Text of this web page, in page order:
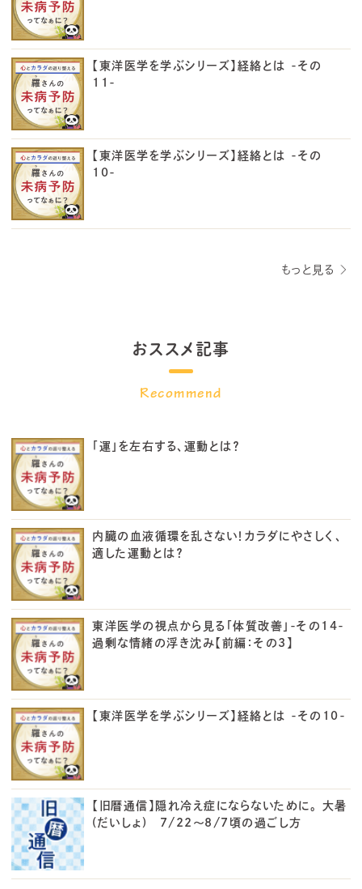
【東洋医学を学ぶシリーズ】経絡とは -その
11-
【東洋医学を学ぶシリーズ】経絡とは -その
10-
もっと見る
おススメ記事
「運」を左右する、運動とは？
内臓の血液循環を乱さない！カラダにやさしく、
適した運動とは？
東洋医学の視点から見る「体質改善」-その14-
過剰な情緒の浮き沈み【前編：その3】
【東洋医学を学ぶシリーズ】経絡とは -その10-
【旧暦通信】隠れ冷え症にならないために。 大暑
(だいしょ) 7/22～8/7頃の過ごし方